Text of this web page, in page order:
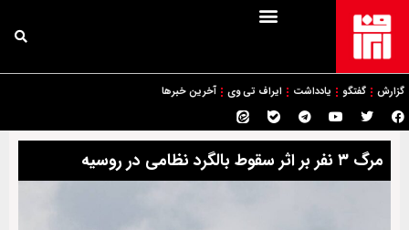
گزارش گفتگو یادداشت ایراف تی وی آخرین خبرها
مرگ ۳ نفر بر اثر سقوط بالگرد نظامی در روسیه